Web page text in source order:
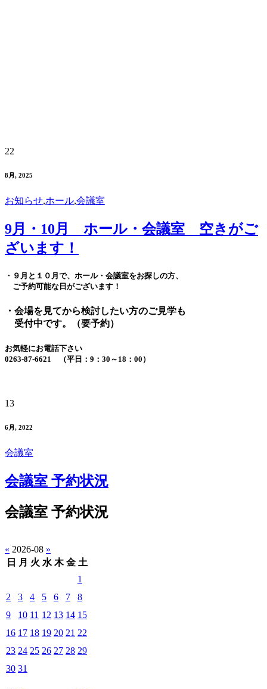
22
8月, 2025
お知らせ,ホール,会議室
9月・10月 ホール・会議室 空きがご
ざいます！
・９月と１０月で、ホール・会議室をお探しの方、
ご予約可能な日がございます！
・会場を見てから検討したい方のご見学も
受付中です。（要予約）
お気軽にお電話下さい
0263-87-6621 （平日：9：30～18：00）
13
6月, 2022
会議室
会議室 予約状況
会議室 予約状況
« 2026-08 »
日
月 火 水 木 金 土
1
2
3 4 5 6 7
8
9
10 11 12 13 14 15
16 17 18 19 20 21 22
23 24 25 26 27 28 29
30 31